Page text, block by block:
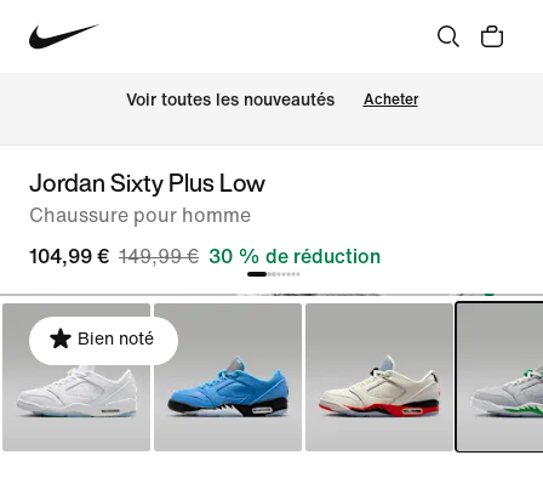
Voir toutes les nouveautés Acheter
Jordan Sixty Plus Low
Chaussure pour homme
104,99 € 149,99 € 30 % de réduction
Bien noté